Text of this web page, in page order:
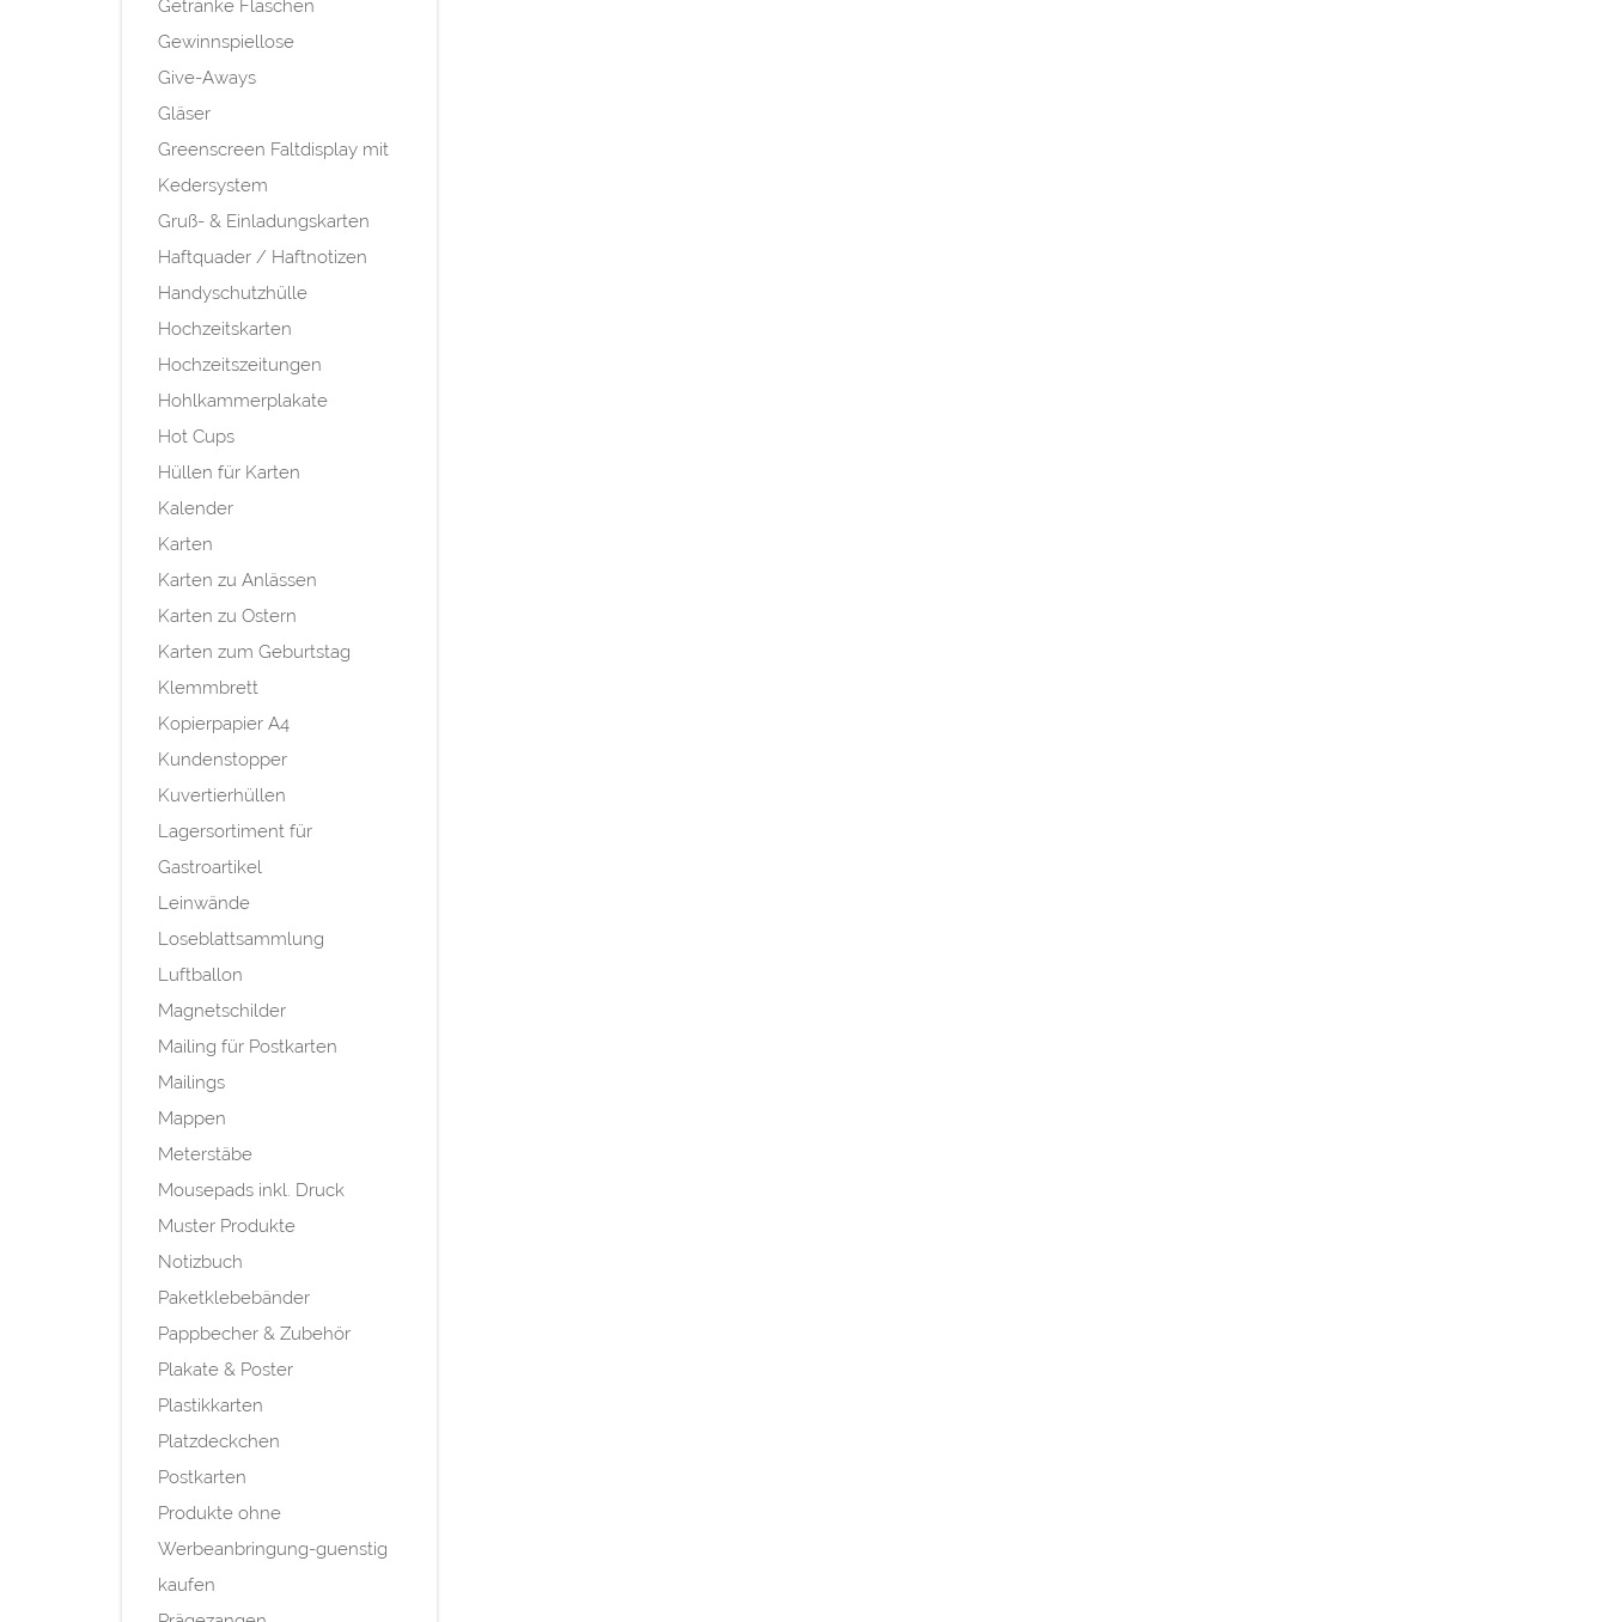
Getränke Flaschen
Gewinnspiellose
Give-Aways
Gläser
Greenscreen Faltdisplay mit
Kedersystem
Gruß- & Einladungskarten
Haftquader / Haftnotizen
Handyschutzhülle
Hochzeitskarten
Hochzeitszeitungen
Hohlkammerplakate
Hot Cups
Hüllen für Karten
Kalender
Karten
Karten zu Anlässen
Karten zu Ostern
Karten zum Geburtstag
Klemmbrett
Kopierpapier A4
Kundenstopper
Kuvertierhüllen
Lagersortiment für
Gastroartikel
Leinwände
Loseblattsammlung
Luftballon
Magnetschilder
Mailing für Postkarten
Mailings
Mappen
Meterstäbe
Mousepads inkl. Druck
Muster Produkte
Notizbuch
Paketklebebänder
Pappbecher & Zubehör
Plakate & Poster
Plastikkarten
Platzdeckchen
Postkarten
Produkte ohne
Werbeanbringung-guenstig
kaufen